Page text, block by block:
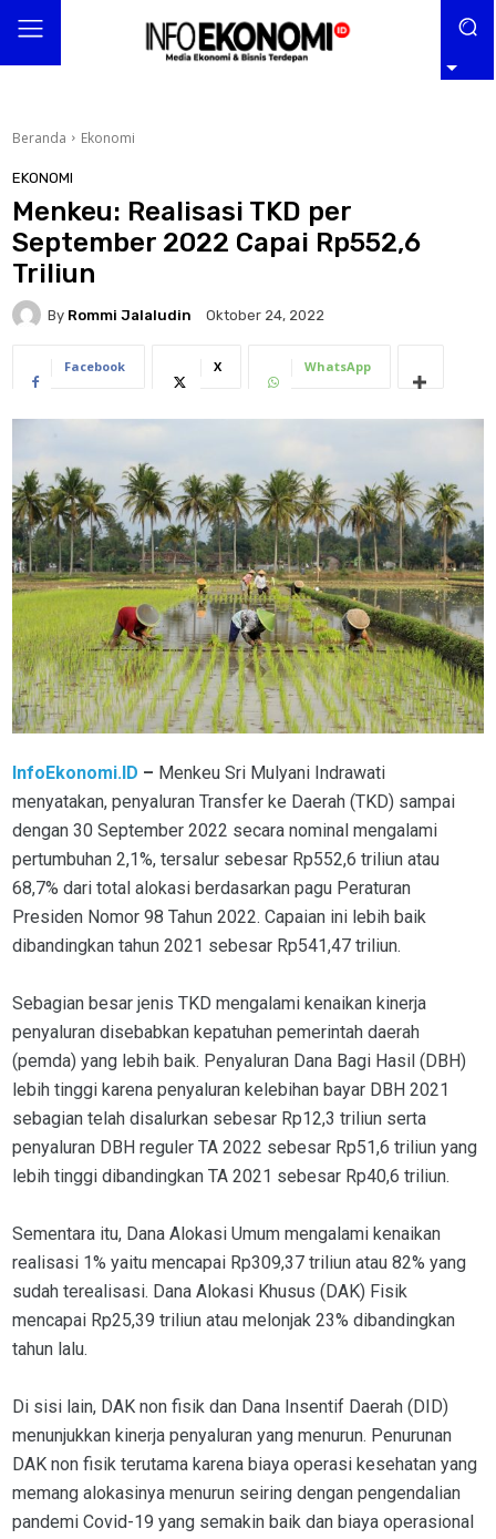
Beranda Ekonomi
EKONOMI
Menkeu: Realisasi TKD per
September 2022 Capai Rp552,6
Triliun
By Rommi Jalaludin Oktober 24, 2022
Facebook X WhatsApp
InfoEkonomi.ID – Menkeu Sri Mulyani Indrawati
menyatakan, penyaluran Transfer ke Daerah (TKD) sampai
dengan 30 September 2022 secara nominal mengalami
pertumbuhan 2,1%, tersalur sebesar Rp552,6 triliun atau
68,7% dari total alokasi berdasarkan pagu Peraturan
Presiden Nomor 98 Tahun 2022. Capaian ini lebih baik
dibandingkan tahun 2021 sebesar Rp541,47 triliun.
Sebagian besar jenis TKD mengalami kenaikan kinerja
penyaluran disebabkan kepatuhan pemerintah daerah
(pemda) yang lebih baik. Penyaluran Dana Bagi Hasil (DBH)
lebih tinggi karena penyaluran kelebihan bayar DBH 2021
sebagian telah disalurkan sebesar Rp12,3 triliun serta
penyaluran DBH reguler TA 2022 sebesar Rp51,6 triliun yang
lebih tinggi dibandingkan TA 2021 sebesar Rp40,6 triliun.
Sementara itu, Dana Alokasi Umum mengalami kenaikan
realisasi 1% yaitu mencapai Rp309,37 triliun atau 82% yang
sudah terealisasi. Dana Alokasi Khusus (DAK) Fisik
mencapai Rp25,39 triliun atau melonjak 23% dibandingkan
tahun lalu.
Di sisi lain, DAK non fisik dan Dana Insentif Daerah (DID)
menunjukkan kinerja penyaluran yang menurun. Penurunan
DAK non fisik terutama karena biaya operasi kesehatan yang
memang alokasinya menurun seiring dengan pengendalian
pandemi Covid-19 yang semakin baik dan biaya operasional